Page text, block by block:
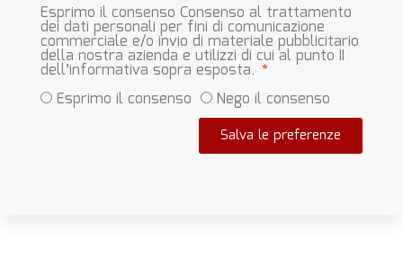
Esprimo il consenso Consenso al trattamento
dei dati personali per fini di comunicazione
commerciale e/o invio di materiale pubblicitario
della nostra azienda e utilizzi di cui al punto II
dell’informativa sopra esposta.
Esprimo il consenso
Nego il consenso
Salva le preferenze